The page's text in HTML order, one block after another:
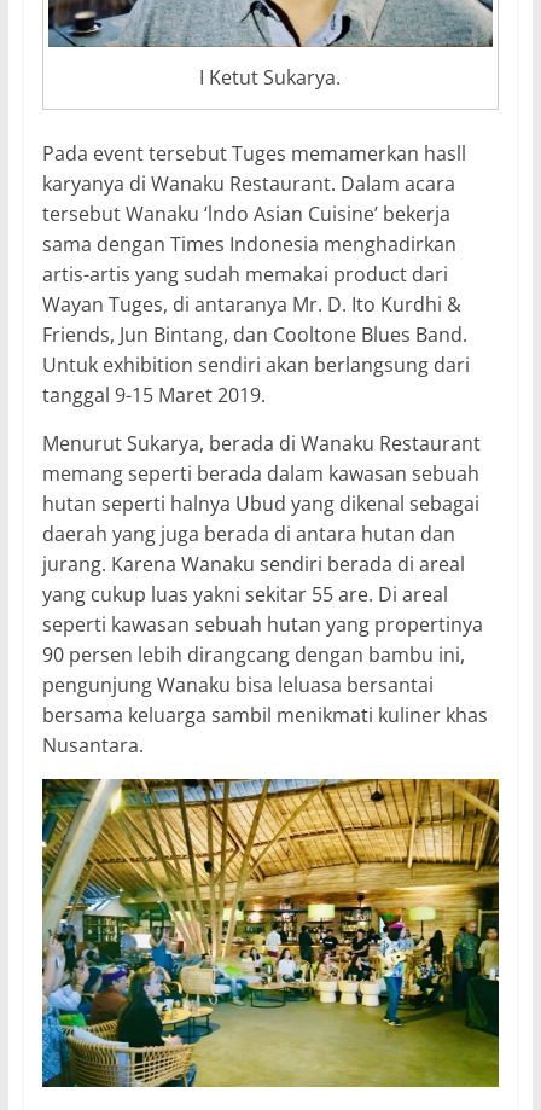
I Ketut Sukarya.
Pada event tersebut Tuges memamerkan hasll
karyanya di Wanaku Restaurant. Dalam acara
tersebut Wanaku ‘lndo Asian Cuisine’ bekerja
sama dengan Times Indonesia menghadirkan
artis-artis yang sudah memakai product dari
Wayan Tuges, di antaranya Mr. D. Ito Kurdhi &
Friends, Jun Bintang, dan Cooltone Blues Band.
Untuk exhibition sendiri akan berlangsung dari
tanggal 9-15 Maret 2019.
Menurut Sukarya, berada di Wanaku Restaurant
memang seperti berada dalam kawasan sebuah
hutan seperti halnya Ubud yang dikenal sebagai
daerah yang juga berada di antara hutan dan
jurang. Karena Wanaku sendiri berada di areal
yang cukup luas yakni sekitar 55 are. Di areal
seperti kawasan sebuah hutan yang propertinya
90 persen lebih dirangcang dengan bambu ini,
pengunjung Wanaku bisa leluasa bersantai
bersama keluarga sambil menikmati kuliner khas
Nusantara.